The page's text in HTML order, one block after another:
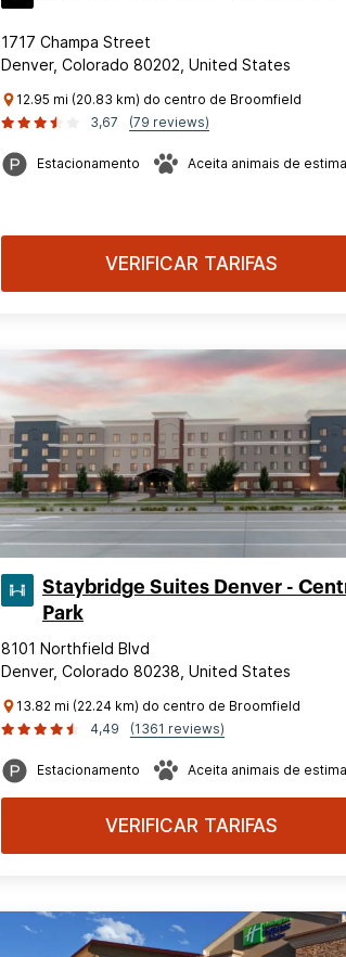
1717 Champa Street
Denver, Colorado 80202, United States
12.95 mi (20.83 km) do centro de Broomfield
3,67
(79 reviews)
Estacionamento Aceita animais de
VERIFICAR TARIFAS
Staybridge Suites Denver -
Park
8101 Northfield Blvd
Denver, Colorado 80238, United States
13.82 mi (22.24 km) do centro de Broomfield
4,49
(1361 reviews)
Estacionamento Aceita animais de
VERIFICAR TARIFAS